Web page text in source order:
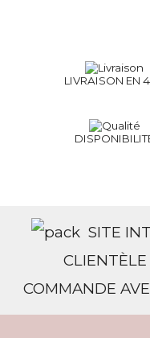
LIVRAISON EN
SITE
COMMANDE